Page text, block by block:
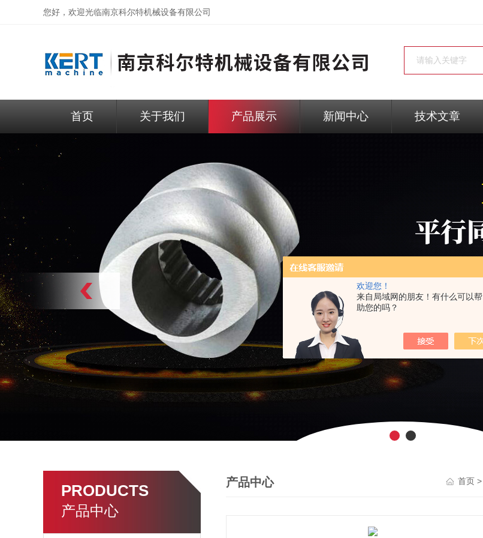
欢迎您！
来自局域网的朋友！有什么可以帮
助您的吗？
您好，欢迎光临南京科尔特机械设备有限公司
首页 关于我们 产品展示 新闻中心 技术文章
PRODUCTS
产品中心
产品中心 首页 >